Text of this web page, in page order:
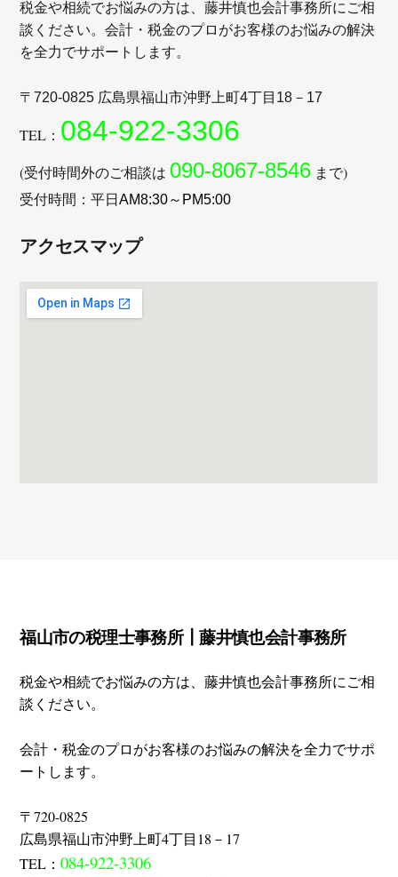
税金や相続でお悩みの方は、藤井慎也会計事務所にご相
談ください。会計・税金のプロがお客様のお悩みの解決
を全力でサポートします。
〒720-0825 広島県福山市沖野上町4丁目 18－17
TEL： 084-922-3306
(受付時間外のご相談は 090-8067-8546 まで)
受付時間：平日AM8:30～PM5:00
アクセスマップ
Footer
福山市の税理士事務所┃藤井慎也会計事務所
税金や相続でお悩みの方は、藤井慎也会計事務所にご相
談ください。
会計・税金のプロがお客様のお悩みの解決を全力でサポ
ートします。
〒720-0825
広島県福山市沖野上町4丁目18－17
TEL：084-922-3306